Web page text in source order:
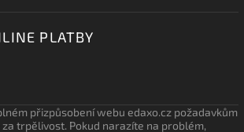
PLATBY
přizpůsobení webu edaxo.cz požadavkům
za trpělivost. Pokud narazíte na problém,